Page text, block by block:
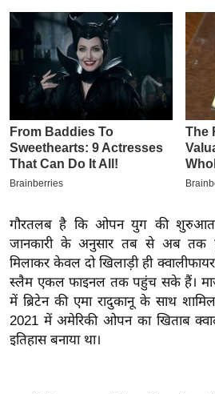
ई
पे
प
र
मि
ल
बे
मि
सा
ल
श
गौरतलब है कि ओपन युग की शुरुआत
जानकारी के अनुसार तब से अब तक
मिलाकर केवल दो खिलाड़ी ही
स्लैम एकल फाइनल तक पहुंच सके हैं।
में ब्रिटेन की एमा रादुकानू के साथ
2021 में अमेरिकी ओपन का खिताब
इतिहास बनाया था।